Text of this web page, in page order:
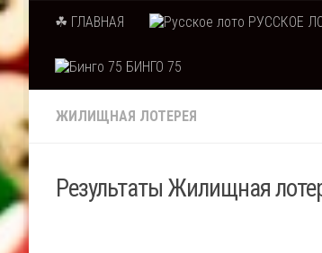
Skip to content
☘ ГЛАВНАЯ РУССКОЕ
БИНГО 75
ЖИЛИЩНАЯ ЛОТЕРЕЯ
Результаты Жилищная